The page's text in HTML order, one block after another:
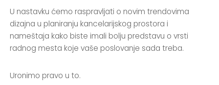
U nastavku ćemo raspravljati o novim trendovima
dizajna u planiranju kancelarijskog prostora i
nameštaja kako biste imali bolju predstavu o vrsti
radnog mesta koje vaše poslovanje sada treba.
Uronimo pravo u to.